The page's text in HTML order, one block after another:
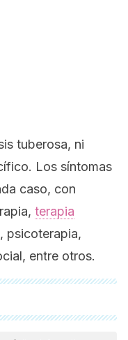
tuberosa, ni
Los síntomas
caso, con
terapia
psicoterapia,
entre otros.
a profundidad por